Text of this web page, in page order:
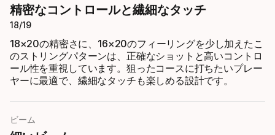
精密なコントロールと繊細なタッチ
18/19
18×20の精密さに、16×20のフィーリングを少し加えたこ
のストリングパターンは、正確なショットと高いコントロ
ール性を重視しています。狙ったコースに打ちたいプレー
ヤーに最適で、繊細なタッチも楽しめる設計です。
ビーム